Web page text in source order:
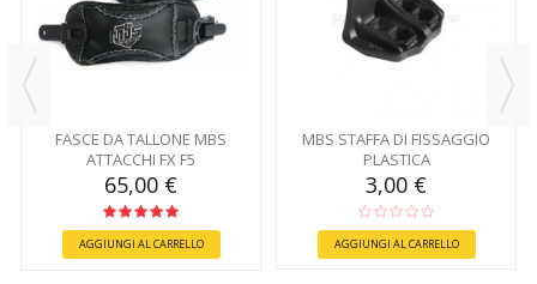
FASCE DA TALLONE MBS
ATTACCHI FX F5
65,00 €
AGGIUNGI AL CARRELLO
MBS STAFFA DI FISSAGGIO
PLASTICA
3,00 €
AGGIUNGI AL CARRELLO